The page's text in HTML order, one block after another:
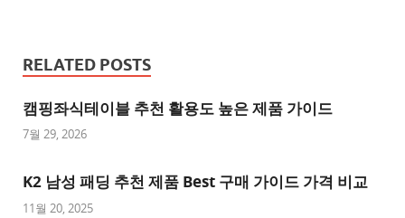
사
이
트
천
사
RELATED POSTS
캠핑좌식테이블 추천 활용도 높은 제품 가이드
7월 29, 2026
K2 남성 패딩 추천 제품 Best 구매 가이드 가격 비교
11월 20, 2025